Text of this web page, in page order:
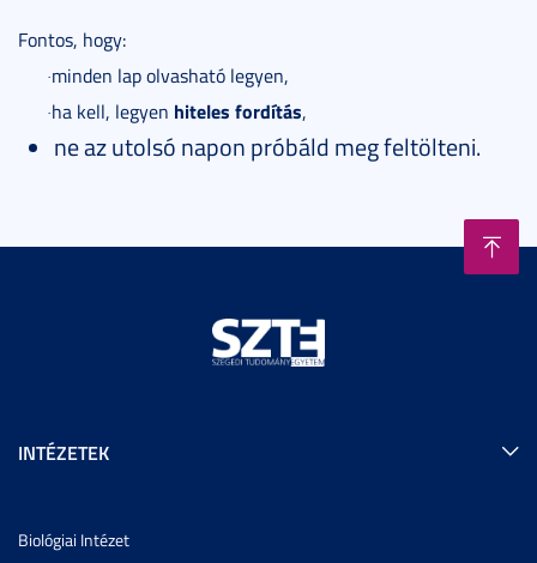
Fontos, hogy:
·minden lap olvasható legyen,
·ha kell, legyen hiteles fordítás,
ne az utolsó napon próbáld meg feltölteni.
INTÉZETEK
Biológiai Intézet